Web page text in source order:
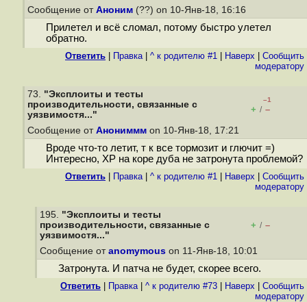
Сообщение от Аноним (??) on 10-Янв-18, 16:16
Прилетел и всё сломал, потому быстро улетел
обратно.
Ответить Правка| ^ к родителю #1 Наверх
Cообщить
модератору
73. "Эксплоиты и тесты
производительности, связанные с
уязвимостя..."
–1
+ / –
Сообщение от Анониммм on 10-Янв-18, 17:21
Вроде что-то летит, т к все тормозит и глючит =)
Интересно, ХР на коре дуба не затронута проблемой?
Ответить Правка| ^ к родителю #1 Наверх
Cообщить
модератору
195. "Эксплоиты и тесты
производительности, связанные с
уязвимостя..."
+ / –
Сообщение от anomymous on 11-Янв-18, 10:01
Затронута. И патча не будет, скорее всего.
Ответить Правка| ^ к родителю #73 Наверх
Cообщить
модератору